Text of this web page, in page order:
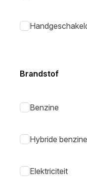
Brandstof
Benzine
Hybride benzine
Elektriciteit